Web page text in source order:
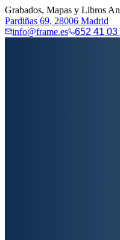
Grabados, Mapas y Libros
Pardiñas 69, 28006 Madrid
info@frame.es
652 41 03